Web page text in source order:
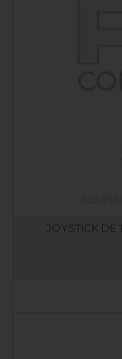
JOYSTICK DE